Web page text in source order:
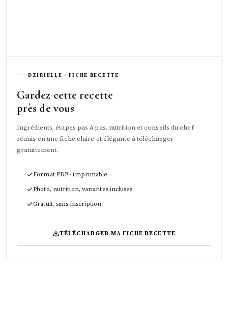
DZIRIELLE · FICHE RECETTE
Gardez cette recette
près de vous
Ingrédients, étapes pas à pas, nutrition et conseils du chef
réunis en une fiche claire et élégante à télécharger
gratuitement.
Format PDF · imprimable
Photo, nutrition, variantes incluses
Gratuit, sans inscription
TÉLÉCHARGER MA FICHE RECETTE